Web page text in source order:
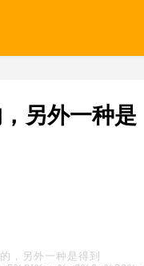
另外一种是
，另外一种是得到